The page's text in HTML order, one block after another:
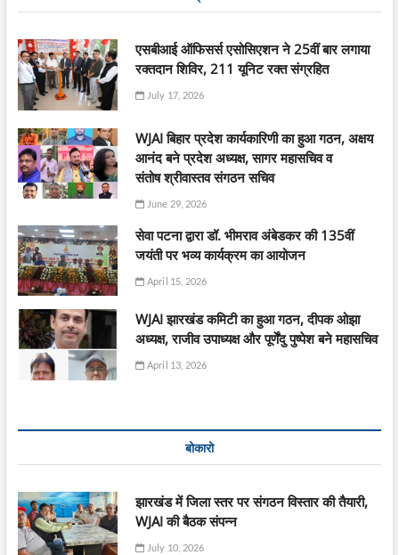
एसबीआई ऑफिसर्स एसोसिएशन ने 25वीं बार लगाया
रक्तदान शिविर, 211 यूनिट रक्त संग्रहित
July 17, 2026
WJAI बिहार प्रदेश कार्यकारिणी का हुआ गठन, अक्षय
आनंद बने प्रदेश अध्यक्ष, सागर महासचिव व
संतोष श्रीवास्तव संगठन सचिव
June 29, 2026
सेवा पटना द्वारा डॉ. भीमराव अंबेडकर की 135वीं
जयंती पर भव्य कार्यक्रम का आयोजन
April 15, 2026
WJAI झारखंड कमिटी का हुआ गठन, दीपक ओझा
अध्यक्ष, राजीव उपाध्यक्ष और पूर्णेंदु पुष्पेश बने महासचिव
April 13, 2026
बोकारो
झारखंड में जिला स्तर पर संगठन विस्तार की तैयारी,
WJAI की बैठक संपन्न
July 10, 2026